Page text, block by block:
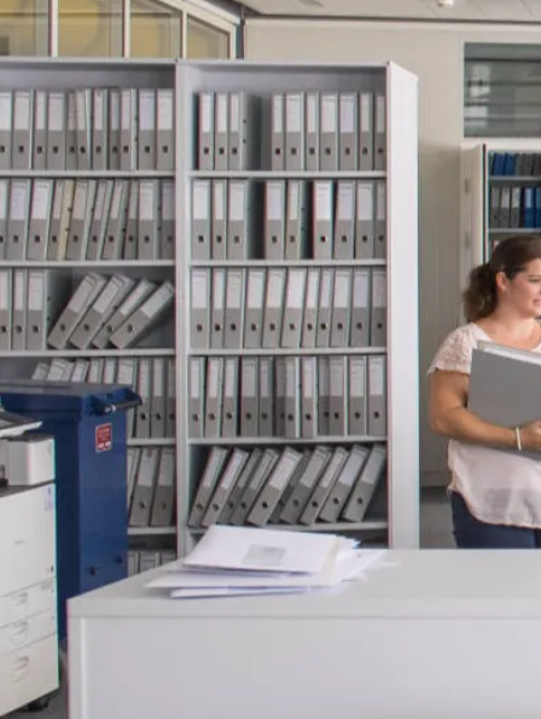
Gesetzliche Revisionen
Spezialprüfungen
Vorsorge & öffentliche Organisationen
Interne Kontrollen & Prozessprüfungen
Beratung
Gründung & Entwicklung
Umstrukturierung & Sanierung
Nachfolge & Transaktionen
Bewertung & Planung
Wissen
News
Fachwissen
Publikationen
Ressourcen
Team
Karriere
Kundeninformation
Offerte anfordern